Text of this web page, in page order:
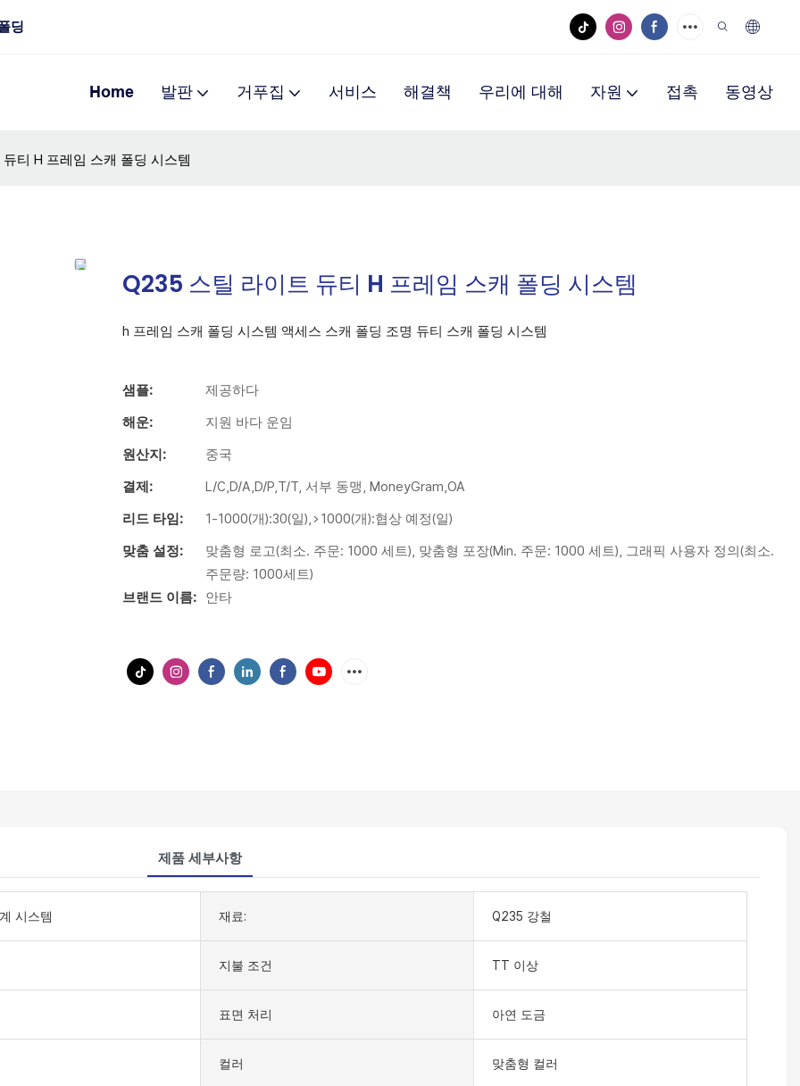
딩
Home 발판 거푸집 서비스 해결책 우리에 대해 자원 접촉 동영상
티 H 프레임 스캐 폴딩 시스템
Q235 스틸 라이트 듀티 H 프레임 스캐 폴딩 시스템
h 프레임 스캐 폴딩 시스템 액세스 스캐 폴딩 조명 듀티 스캐 폴딩 시스템
샘플: 제공하다
해운: 지원 바다 운임
원산지: 중국
결제: L/C,D/A,D/P,T/T, 서부 동맹, MoneyGram,OA
리드 타임: 1-1000(개):30(일),>1000(개):협상 예정(일)
맞춤 설정:
맞춤형 로고(최소. 주문: 1000 세트), 맞춤형 포장(Min. 주문: 1000 세트), 그래픽 사용자 정의(최소.
주문량: 1000세트)
브랜드 이름:
안타
제품 세부사항
시스템 재료: Q235 강철
지불 조건 TT 이상
표면 처리 아연 도금
컬러 맞춤형 컬러